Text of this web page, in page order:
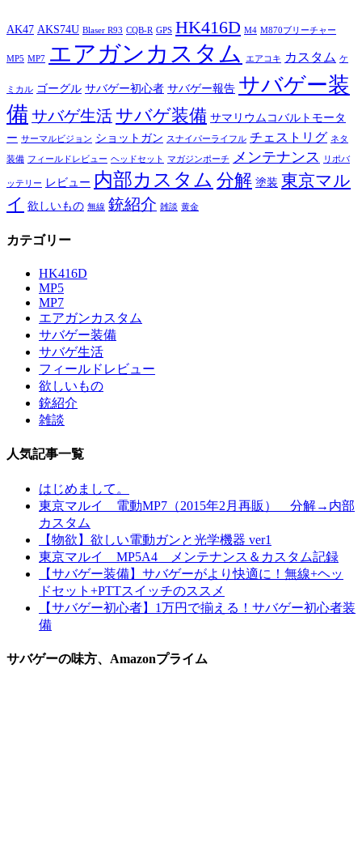
AK47 AKS74U Blaser R93 CQB-R GPS HK416D M4 M870ブリーチャー
MP5 MP7 エアガンカスタム エアコキ カスタム ケ
ミカル ゴーグル サバゲー初心者 サバゲー報告 サバゲー装
備 サバゲ生活 サバゲ装備 サマリウムコバルトモータ
ー サーマルビジョン ショットガン スナイパーライフル チェストリグ ネタ
装備 フィールドレビュー ヘッドセット マガジンポーチ メンテナンス リポバ
ッテリー レビュー 内部カスタム 分解 塗装 東京マル
イ 欲しいもの 無線 銃紹介 雑談 黄金
カテゴリー
HK416D
MP5
MP7
エアガンカスタム
サバゲー装備
サバゲ生活
フィールドレビュー
欲しいもの
銃紹介
雑談
人気記事一覧
はじめまして。
東京マルイ 電動MP7（2015年2月再販） 分解→内部
カスタム
【物欲】欲しい電動ガンと光学機器 ver1
東京マルイ MP5A4 メンテナンス＆カスタム記録
【サバゲー装備】サバゲーがより快適に！無線+ヘッ
ドセット+PTTスイッチのススメ
【サバゲー初心者】1万円で揃える！サバゲー初心者装
備
サバゲーの味方、Amazonプライム